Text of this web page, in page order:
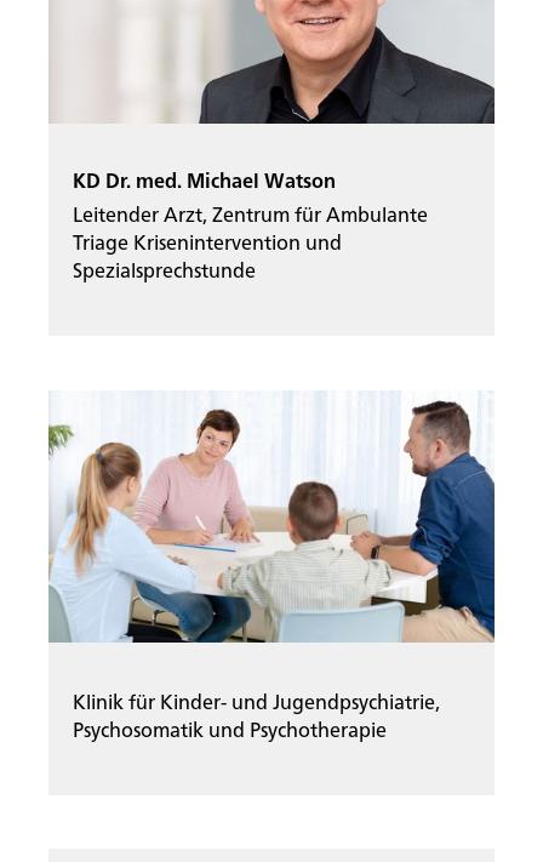
KD Dr. med. Michael Watson
Leitender Arzt, Zentrum für Ambulante
Triage Krisenintervention und
Spezialsprechstunde
Klinik für Kinder- und Jugendpsychiatrie,
Psychosomatik und Psychotherapie